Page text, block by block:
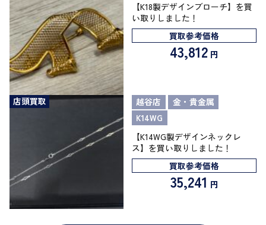
【K18製デザインブローチ】を買
い取りしました！
買取参考価格
43,812 円
店頭買取 越谷店
金・貴金属
K14WG
【K14WG製デザインネックレ
ス】を買い取りしました！
買取参考価格
35,241 円